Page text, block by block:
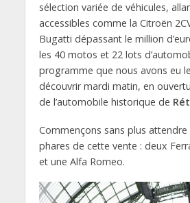
sélection variée de véhicules,
accessibles comme la Citroën
Bugatti dépassant le million
les 40 motos et 22 lots
programme que nous avons eu
découvrir mardi matin, en
de l’automobile historique de
Commençons sans plus attendre
phares de cette vente : deux
et une Alfa Romeo.